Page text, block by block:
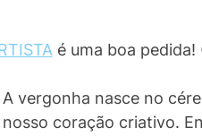
é uma boa pedida!
A vergonha nasce no
nosso coração criativo.